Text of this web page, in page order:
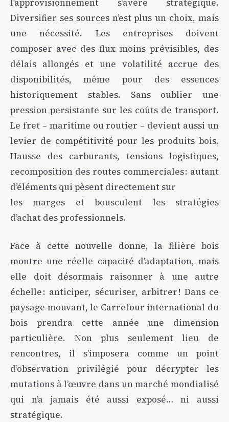
Diversifier ses sources n’est plus un choix, mais
une nécessité. Les entreprises doivent
composer avec des flux moins prévisibles, des
délais allongés et une volatilité accrue des
disponibilités, même pour des essences
historiquement stables. Sans oublier une
pression persistante sur les coûts de transport.
Le fret – maritime ou routier – devient aussi un
levier de compétitivité pour les produits bois.
Hausse des carburants, tensions logistiques,
recomposition des routes commerciales : autant
d’éléments qui pèsent directement sur
les marges et bousculent les stratégies
d’achat des professionnels.
Face à cette nouvelle donne, la filière bois
montre une réelle capacité d’adaptation, mais
elle doit désormais raisonner à une autre
échelle : anticiper, sécuriser, arbitrer ! Dans ce
paysage mouvant, le Carrefour international du
bois prendra cette année une dimension
particulière. Non plus seulement lieu de
rencontres, il s’imposera comme un point
d’observation privilégié pour décrypter les
mutations à l’œuvre dans un marché mondialisé
qui n’a jamais été aussi exposé… ni aussi
stratégique.